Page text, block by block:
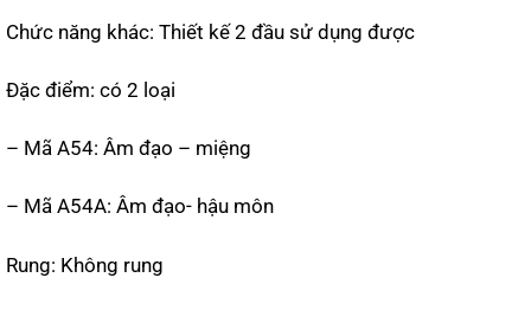
Chức năng khác: Thiết kế 2 đầu sử dụng được
Đặc điểm: có 2 loại
– Mã A54: Âm đạo – miệng
– Mã A54A: Âm đạo- hậu môn
Rung: Không rung